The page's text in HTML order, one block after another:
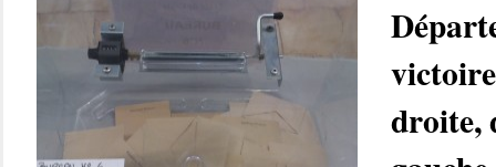
droite,